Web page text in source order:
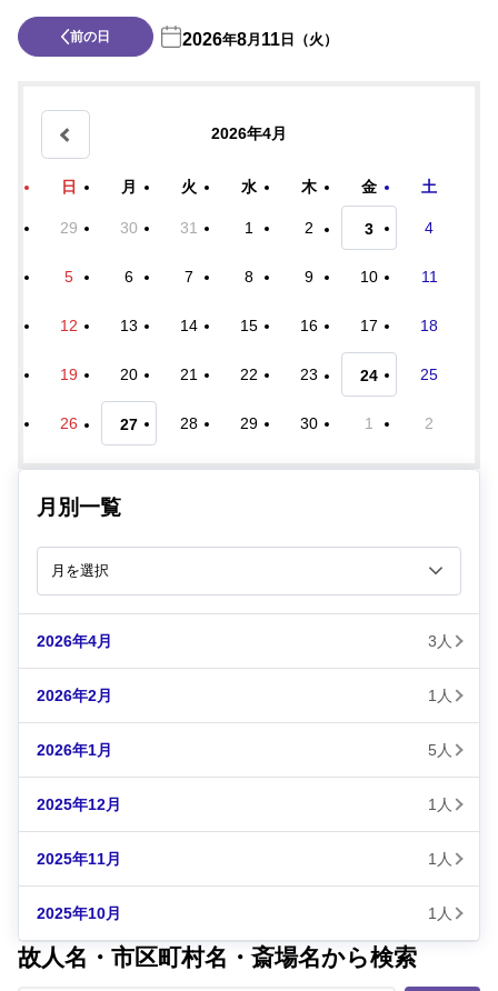
前の日 2026年8月 11 日（火）
2026年4月
日 月 火 水 木 金 土
29 30 31 1 2 3 4
5 6 7 8 9 10 11
12 13 14 15 16 17 18
19 20 21 22 23 24 25
26 27 28 29 30 1 2
月別一覧
2026年4月 3人
2026年2月 1人
2026年1月 5人
2025年12月 1人
2025年11月 1人
2025年10月 1人
故人名・市区町村名・斎場名から検索